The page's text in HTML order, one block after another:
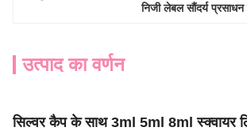
निजी लेबल सौंदर्य
उत्पाद का वर्णन
सिल्वर कैप के साथ 3ml 5ml 8ml स्क्वायर